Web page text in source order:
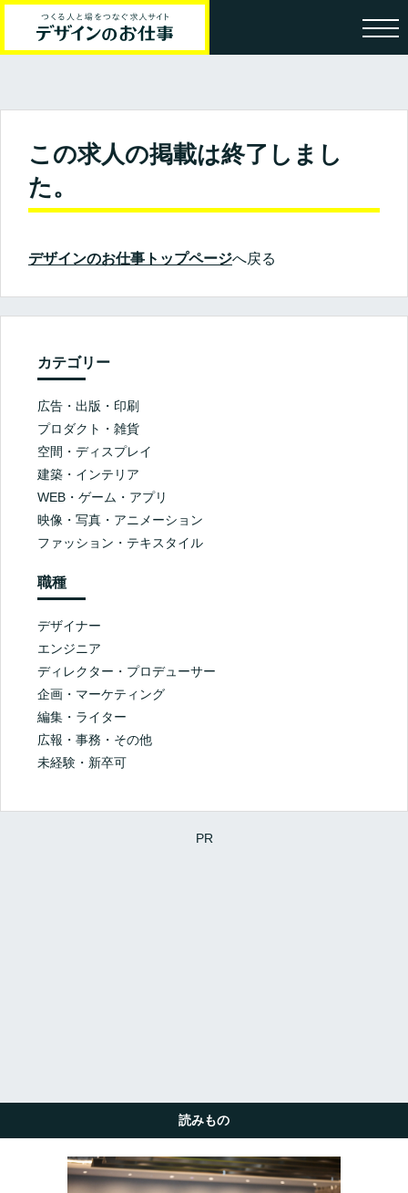
この求人の掲載は終了しまし
た。
デザインのお仕事トップページへ戻る
カテゴリー
広告・出版・印刷
プロダクト・雑貨
空間・ディスプレイ
建築・インテリア
WEB・ゲーム・アプリ
映像・写真・アニメーション
ファッション・テキスタイル
職種
デザイナー
エンジニア
ディレクター・プロデューサー
企画・マーケティング
編集・ライター
広報・事務・その他
未経験・新卒可
PR
読みもの